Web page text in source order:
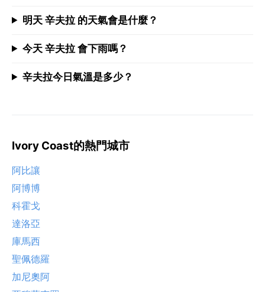
明天 辛夫拉 的天氣會是什麼？
今天 辛夫拉 會下雨嗎？
辛夫拉今日氣溫是多少？
Ivory Coast的熱門城市
阿比讓
阿博博
科霍戈
達洛亞
庫馬西
聖佩德羅
加尼奧阿